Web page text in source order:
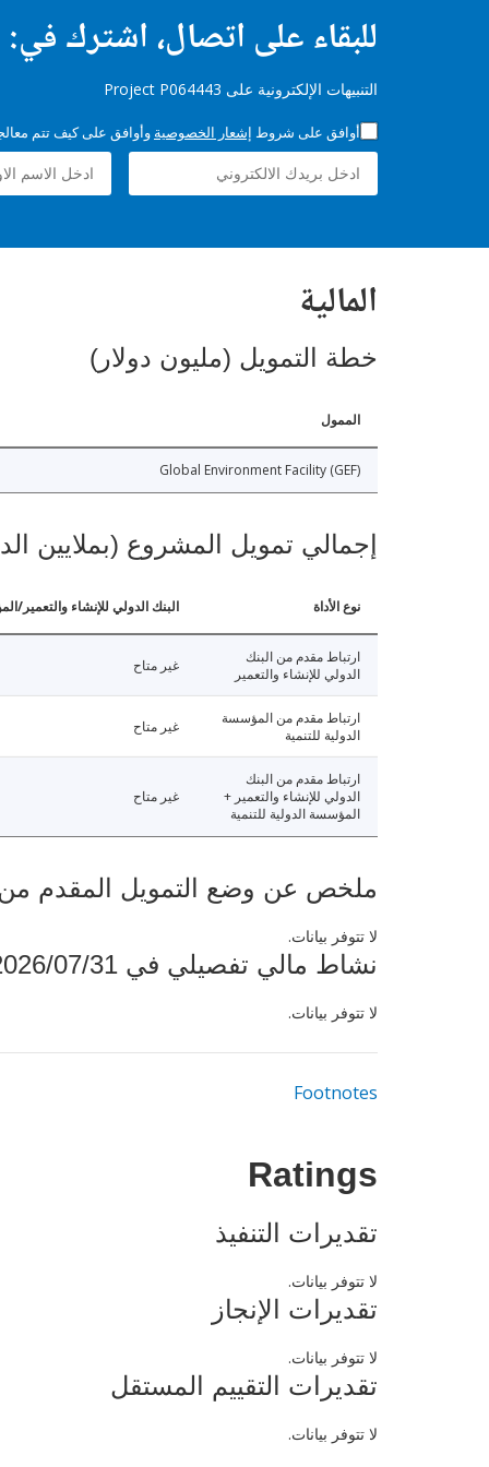
للبقاء على اتصال، اشترك في:
التنبيهات الإلكترونية على Project P064443
أوافق على شروط إشعار الخصوصية وأوافق على كيف تتم
المالية
خطة التمويل (مليون دولار)
الممول
Global Environment Facility (GEF)
إجمالي تمويل المشروع (بملايين
نوع الأداة البنك الدولي للإنشاء والتعمير/
ارتباط مقدم من البنك
الدولي للإنشاء والتعمير
غير متاح
ارتباط مقدم من المؤسسة
الدولية للتنمية
غير متاح
ارتباط مقدم من البنك
الدولي للإنشاء والتعمير +
المؤسسة الدولية للتنمية
غير متاح
ملخص عن وضع التمويل المقدم من البنك
لا تتوفر بيانات.
نشاط مالي تفصيلي في 2026/07/31
لا تتوفر بيانات.
Footnotes
Ratings
تقديرات التنفيذ
لا تتوفر بيانات.
تقديرات الإنجاز
لا تتوفر بيانات.
تقديرات التقييم المستقل
لا تتوفر بيانات.